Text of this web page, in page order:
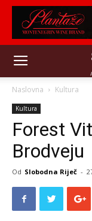
Naslovna Kultura
Kultura
Forest
Brodveju
Od Slobodna Riječ -